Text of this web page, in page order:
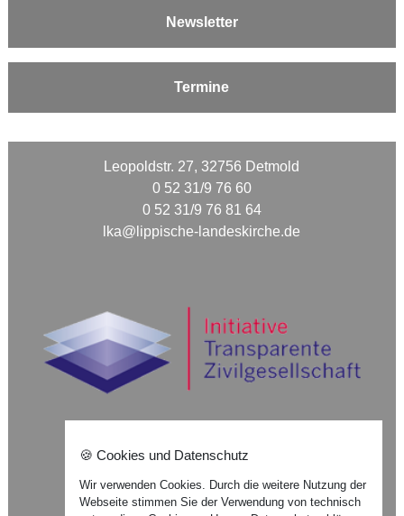
Newsletter
Termine
Leopoldstr. 27, 32756 Detmold
0 52 31/9 76 60
0 52 31/9 76 81 64
lka@lippische-landeskirche.de
🍪 Cookies und Datenschutz
Wir verwenden Cookies. Durch die weitere Nutzung der
Webseite stimmen Sie der Verwendung von technisch